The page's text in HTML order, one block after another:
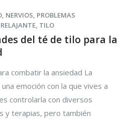
, NERVIOS, PROBLEMAS
RELAJANTE, TILO
del té de tilo para la
combatir la ansiedad La
emoción con la que vives a
controlarla con diversos
y terapias, pero también